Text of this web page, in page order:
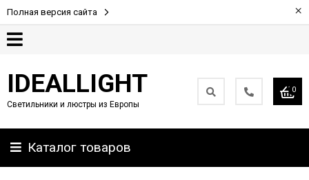
Полная версия сайта ×
Партнерам
Доставка
IDEALLIGHT
Светильники и люстры из Европы
0
Каталог товаров